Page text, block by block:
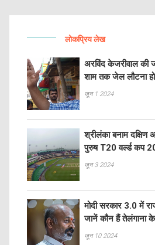
लोकप्रिय लेख
अरविंद केजरीवाल की
शाम तक जेल लौटना
जून 1 2024
श्रीलंका बनाम दक्षिण
पुरुष T20 वर्ल्ड कप
जून 3 2024
मोदी सरकार 3.0 में
जानें कौन हैं तेलंगाना के
जून 10 2024